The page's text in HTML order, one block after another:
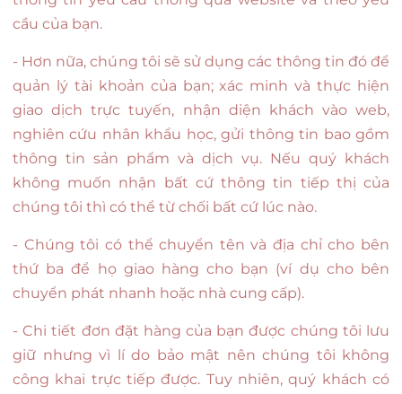
cầu của bạn.
- Hơn nữa, chúng tôi sẽ sử dụng các thông tin đó để
quản lý tài khoản của bạn; xác minh và thực hiện
giao dịch trực tuyến, nhận diện khách vào web,
nghiên cứu nhân khẩu học, gửi thông tin bao gồm
thông tin sản phẩm và dịch vụ. Nếu quý khách
không muốn nhận bất cứ thông tin tiếp thị của
chúng tôi thì có thể từ chối bất cứ lúc nào.
- Chúng tôi có thể chuyển tên và địa chỉ cho bên
thứ ba để họ giao hàng cho bạn (ví dụ cho bên
chuyển phát nhanh hoặc nhà cung cấp).
- Chi tiết đơn đặt hàng của bạn được chúng tôi lưu
giữ nhưng vì lí do bảo mật nên chúng tôi không
công khai trực tiếp được. Tuy nhiên, quý khách có